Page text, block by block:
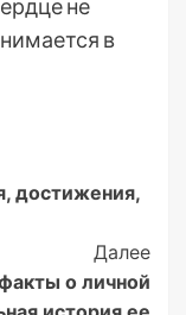
не
в
достижения,
Далее
о личной